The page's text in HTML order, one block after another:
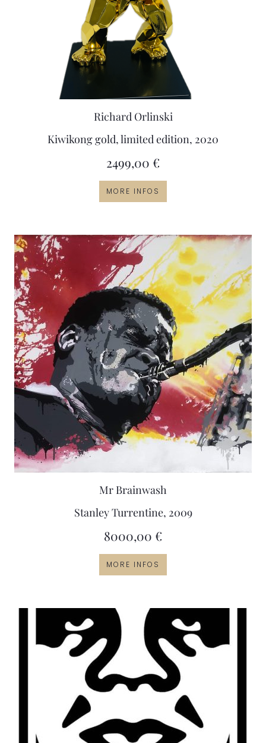
Richard Orlinski
Kiwikong gold, limited edition, 2020
2499,00 €
MORE INFOS
Mr Brainwash
Stanley Turrentine, 2009
8000,00 €
MORE INFOS